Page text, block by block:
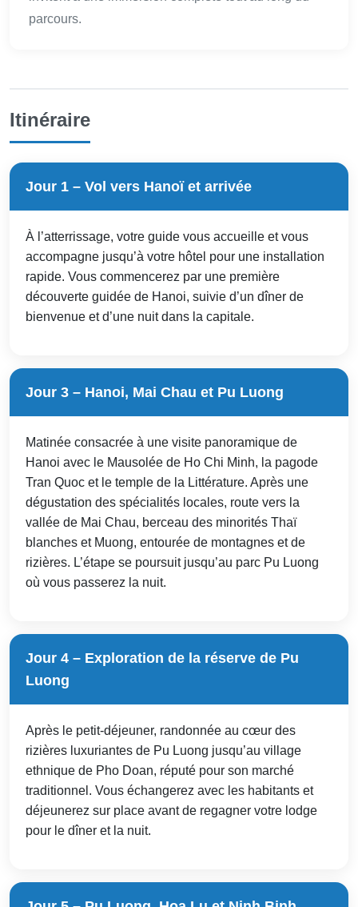
parcours.
Itinéraire
Jour 1 – Vol vers Hanoï et arrivée
À l’atterrissage, votre guide vous accueille et vous
accompagne jusqu’à votre hôtel pour une installation
rapide. Vous commencerez par une première
découverte guidée de Hanoi, suivie d’un dîner de
bienvenue et d’une nuit dans la capitale.
Jour 3 – Hanoi, Mai Chau et Pu Luong
Matinée consacrée à une visite panoramique de
Hanoi avec le Mausolée de Ho Chi Minh, la pagode
Tran Quoc et le temple de la Littérature. Après une
dégustation des spécialités locales, route vers la
vallée de Mai Chau, berceau des minorités Thaï
blanches et Muong, entourée de montagnes et de
rizières. L’étape se poursuit jusqu’au parc Pu Luong
où vous passerez la nuit.
Jour 4 – Exploration de la réserve de Pu
Luong
Après le petit-déjeuner, randonnée au cœur des
rizières luxuriantes de Pu Luong jusqu’au village
ethnique de Pho Doan, réputé pour son marché
traditionnel. Vous échangerez avec les habitants et
déjeunerez sur place avant de regagner votre lodge
pour le dîner et la nuit.